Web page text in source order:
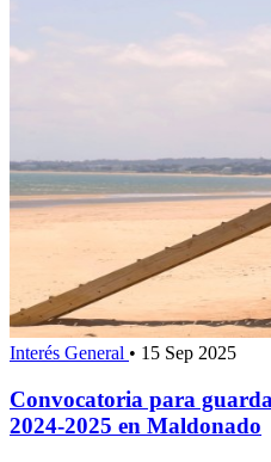
Interés General • 15 Sep 2025
Convocatoria para
2024-2025 en Maldonado